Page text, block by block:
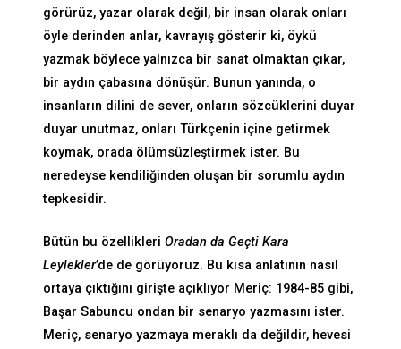
görürüz, yazar olarak değil, bir insan olarak onları
öyle derinden anlar, kavrayış gösterir ki, öykü
yazmak böylece yalnızca bir sanat olmaktan çıkar,
bir aydın çabasına dönüşür. Bunun yanında, o
insanların dilini de sever, onların sözcüklerini duyar
duyar unutmaz, onları Türkçenin içine getirmek
koymak, orada ölümsüzleştirmek ister. Bu
neredeyse kendiliğinden oluşan bir sorumlu aydın
tepkesidir.
Bütün bu özellikleri Oradan da Geçti Kara
Leylekler’de de görüyoruz. Bu kısa anlatının nasıl
ortaya çıktığını girişte açıklıyor Meriç: 1984-85 gibi,
Başar Sabuncu ondan bir senaryo yazmasını ister.
Meriç, senaryo yazmaya meraklı da değildir, hevesi